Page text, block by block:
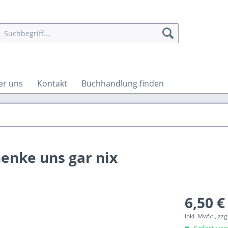
uns Kontakt Buchhandlung finden
uns gar nix
6,50
inkl. MwSt.,